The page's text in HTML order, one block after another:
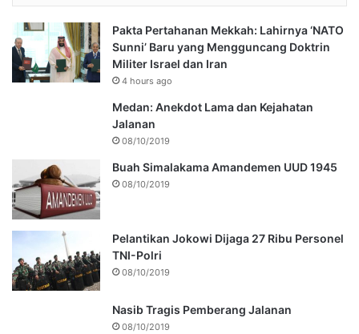
Pakta Pertahanan Mekkah: Lahirnya ‘NATO
Sunni’ Baru yang Mengguncang Doktrin
Militer Israel dan Iran
4 hours ago
Medan: Anekdot Lama dan Kejahatan
Jalanan
08/10/2019
Buah Simalakama Amandemen UUD 1945
08/10/2019
Pelantikan Jokowi Dijaga 27 Ribu Personel
TNI-Polri
08/10/2019
Nasib Tragis Pemberang Jalanan
08/10/2019